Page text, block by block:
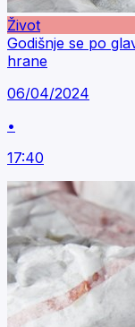
Život
Godišnje se po
hrane
06/04/2024
•
17:40